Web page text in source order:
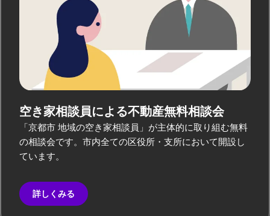
空き家相談員による不動産無料相談会
「京都市 地域の空き家相談員」が主体的に取り組む無料
の相談会です。市内全ての区役所・支所において開設し
ています。
詳しくみる